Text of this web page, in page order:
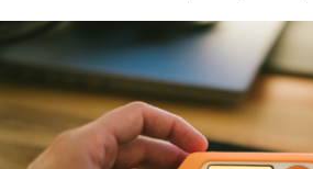
Blog
About